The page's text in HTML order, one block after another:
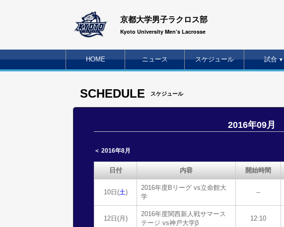
京都大学男子ラクロス部
Kyoto University Men’s Lacrosse
HOME ニュース スケジュール 試合▼
SCHEDULE スケジュール
2016年09月
＜ 2016年8月
日付 内容 開始時間
10日(土)
2016年度Bリーグ vs立命館大
学
--
12日(月)
2016年度関西新人戦サマース
テージ vs神戸大学β
12:10